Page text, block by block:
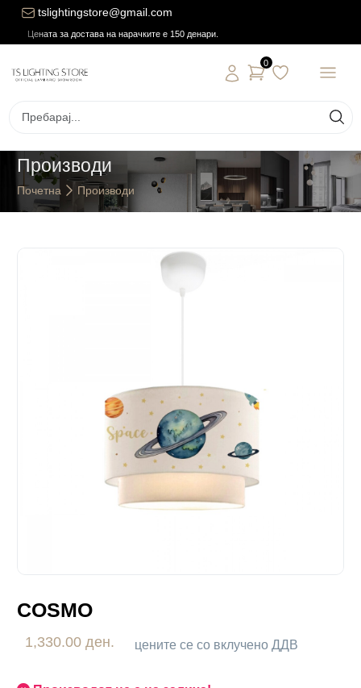
tslightingstore@gmail.com
Цената за достава на нарачките е 150 денари.
0
Производи
Почетна Производи
COSMO
1,330.00 ден. цените се со вклучено ДДВ